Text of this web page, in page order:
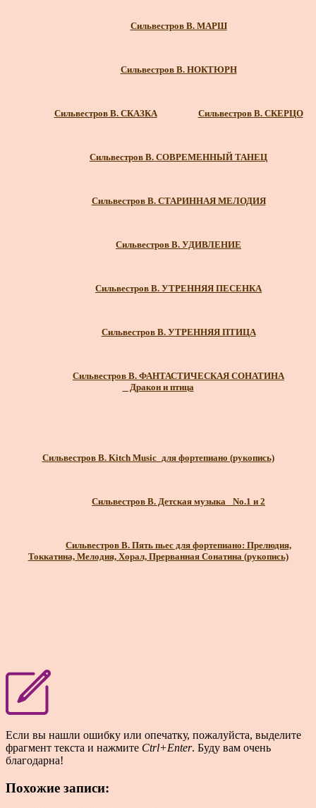
Сильвестров В. МАРШ
Сильвестров В. НОКТЮРН
Сильвестров В. СКАЗКА Сильвестров В. СКЕРЦО
Сильвестров В. СОВРЕМЕННЫЙ ТАНЕЦ
Сильвестров В. СТАРИННАЯ МЕЛОДИЯ
Сильвестров В. УДИВЛЕНИЕ
Сильвестров В. УТРЕННЯЯ ПЕСЕНКА
Сильвестров В. УТРЕННЯЯ ПТИЦА
Сильвестров В. ФАНТАСТИЧЕСКАЯ СОНАТИНА
_ Дракон и птица
Сильвестров В. Kitch Music_для фортепиано (рукопись)
Сильвестров В. Детская музыка _No.1 и 2
Сильвестров В. Пять пьес для фортепиано: Прелюдия,
Токкатина, Мелодия, Хорал, Прерванная Сонатина (рукопись)
Если вы нашли ошибку или опечатку, пожалуйста, выделите
фрагмент текста и нажмите Ctrl+Enter. Буду вам очень
благодарна!
Похожие записи: